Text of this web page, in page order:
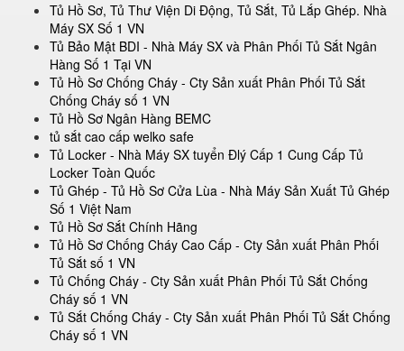
Tủ Hồ Sơ, Tủ Thư Viện Di Động, Tủ Sắt, Tủ Lắp Ghép. Nhà
Máy SX Số 1 VN
Tủ Bảo Mật BDI - Nhà Máy SX và Phân Phối Tủ Sắt Ngân
Hàng Số 1 Tại VN
Tủ Hồ Sơ Chống Cháy - Cty Sản xuất Phân Phối Tủ Sắt
Chống Cháy số 1 VN
Tủ Hồ Sơ Ngân Hàng BEMC
tủ sắt cao cấp welko safe
Tủ Locker - Nhà Máy SX tuyển Đlý Cấp 1 Cung Cấp Tủ
Locker Toàn Quốc
Tủ Ghép - Tủ Hồ Sơ Cửa Lùa - Nhà Máy Sản Xuất Tủ Ghép
Số 1 Việt Nam
Tủ Hồ Sơ Sắt Chính Hãng
Tủ Hồ Sơ Chống Cháy Cao Cấp - Cty Sản xuất Phân Phối
Tủ Sắt số 1 VN
Tủ Chống Cháy - Cty Sản xuất Phân Phối Tủ Sắt Chống
Cháy số 1 VN
Tủ Sắt Chống Cháy - Cty Sản xuất Phân Phối Tủ Sắt Chống
Cháy số 1 VN